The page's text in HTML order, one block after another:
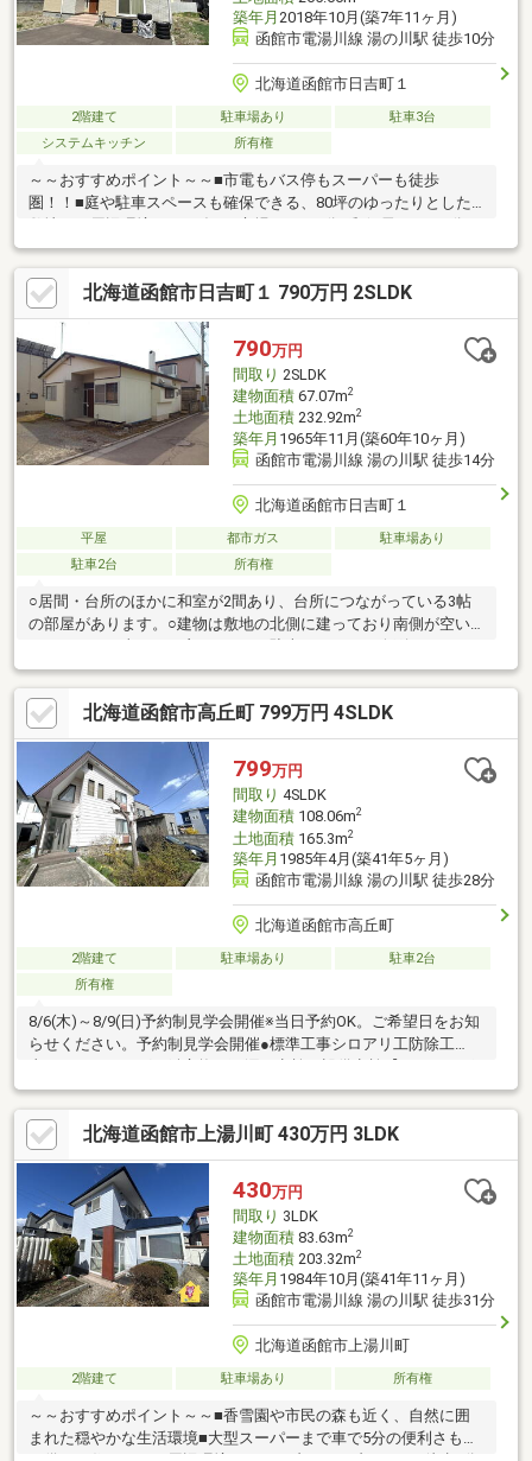
築年月 2018年10月(築7年11ヶ月)
函館市電湯川線 湯の川駅 徒歩10分
北海道函館市日吉町１
2階建て 駐車場あり
駐車3台
システムキッチン
所有権
～～おすすめポイント～～■市電もバス停もスーパーも徒歩
圏！！■庭や駐車スペースも確保できる、80坪のゆったりとした
ツルハドラッグ・・・13分■セブンイレブン・・・12分現在居住
中のため、見学を希望の際は事前にご連絡ください。 ▼▼ 打ち
合わせ・見学プランご用意しております ▼▼ ＜探し始めの
方向け＞しっかりコース(1h~)/サクッとコース(0.5h~) 詳しく
は物件詳細下段の「イベント情報」をご覧ください。
北海道函館市日吉町１ 790万円 2SLDK
790万円
間取り 2SLDK
建物面積67.07m2
土地面積232.92m2
築年月 1965年11月(築60年10ヶ月)
函館市電湯川線 湯の川駅 徒歩14分
北海道函館市日吉町１
平屋 都市ガス
駐車場あり
駐車2台
所有権
○居間・台所のほかに和室が2間あり、台所につながっている3帖
の部屋があります。○建物は敷地の北側に建っており南側が空い
ているので日当たりも良いです。○駐車スペースは縦列になりま
すが2台分あります。
北海道函館市高丘町 799万円 4SLDK
799万円
間取り 4SLDK
建物面積108.06m2
土地面積165.3m2
築年月 1985年4月(築41年5ヶ月)
函館市電湯川線 湯の川駅 徒歩28分
北海道函館市高丘町
2階建て 駐車場あり
駐車2台
所有権
8/6(木)～8/9(日)予約制見学会開催※当日予約OK。ご希望日をお知
らせください。予約制見学会開催●標準工事シロアリ工防除工
イント】・本物件は条件により住宅ローン減税が適用されま
す。・お客様に合わせたローンの組み方や金融機関をご提案。住
宅ローンが初めての方でもお気軽にご相談ください。
北海道函館市上湯川町 430万円 3LDK
430万円
間取り 3LDK
建物面積83.63m2
土地面積203.32m2
築年月 1984年10月(築41年11ヶ月)
函館市電湯川線 湯の川駅 徒歩31分
北海道函館市上湯川町
2階建て 駐車場あり 所有権
～～おすすめポイント～～■香雪園や市民の森も近く、自然に囲
まれた穏やかな生活環境■大型スーパーまで車で5分の便利さも兼